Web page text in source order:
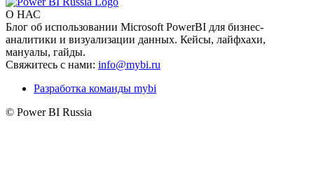
О НАС
Блог об использовании Microsoft PowerBI для бизнес-
аналитики и визуализации данных. Кейсы, лайфхахи,
мануалы, гайды.
Свяжитесь с нами: info@mybi.ru
Разработка команды mybi
© Power BI Russia